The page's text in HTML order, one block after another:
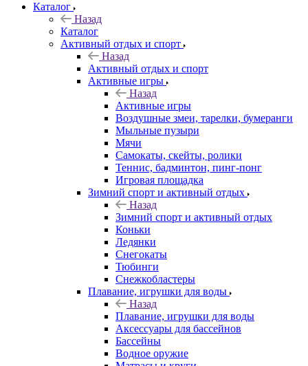
Каталог
Назад
Каталог
Активный отдых и спорт
Назад
Активный отдых и спорт
Активные игры
Назад
Активные игры
Воздушные змеи, тарелки, бумеранги
Мыльные пузыри
Мячи
Самокаты, скейты, ролики
Теннис, бадминтон, пинг-понг
Игровая площадка
Зимний спорт и активный отдых
Назад
Зимний спорт и активный отдых
Коньки
Ледянки
Снегокаты
Тюбинги
Снежкобластеры
Плавание, игрушки для воды
Назад
Плавание, игрушки для воды
Аксессуары для бассейнов
Бассейны
Водное оружие